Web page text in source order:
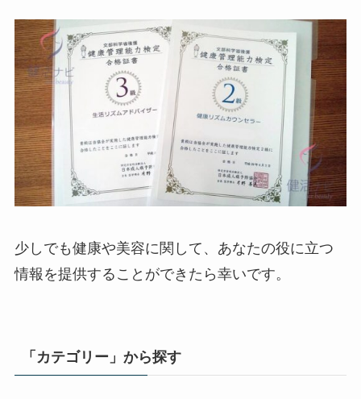
少しでも健康や美容に関して、あなたの役に立つ
情報を提供することができたら幸いです。
「カテゴリー」から探す